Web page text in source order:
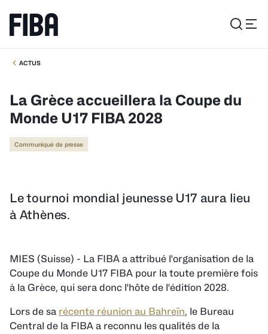
ACTUS
La Grèce accueillera la Coupe du
Monde U17 FIBA 2028
Communiqué de presse
Le tournoi mondial jeunesse U17 aura lieu
à Athènes.
MIES (Suisse) - La FIBA a attribué l'organisation de la
Coupe du Monde U17 FIBA pour la toute première fois
à la Grèce, qui sera donc l'hôte de l'édition 2028.
Lors de sa récente réunion au Bahreïn, le Bureau
Central de la FIBA a reconnu les qualités de la